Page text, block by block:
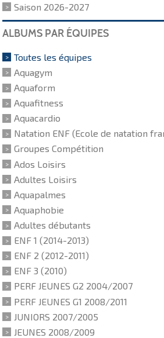
Saison 2026-2027
ALBUMS PAR ÉQUIPES
Toutes les équipes
Aquagym
Aquaform
Aquafitness
Aquacardio
Natation ENF (Ecole de natation
Groupes Compétition
Ados Loisirs
Adultes Loisirs
Aquapalmes
Aquaphobie
Adultes débutants
ENF 1 (2014-2013)
ENF 2 (2012-2011)
ENF 3 (2010)
PERF JEUNES G2 2004/2007
PERF JEUNES G1 2008/2011
JUNIORS 2007/2005
JEUNES 2008/2009